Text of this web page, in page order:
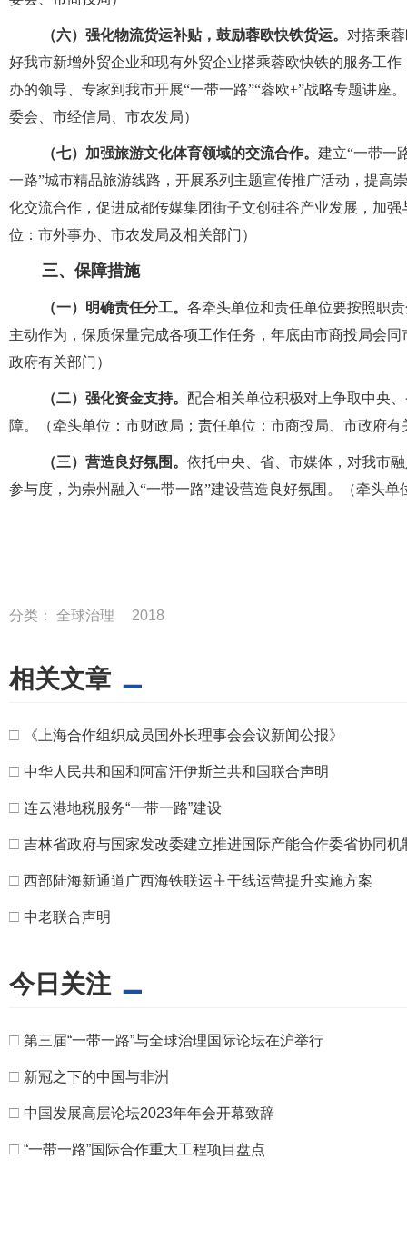
（六）强化物流货运补贴，鼓励蓉欧快铁货运。 对搭乘
好我市新增外贸企业和现有外贸企业搭乘蓉欧快铁的服务工
办的领导、专家到我市开展“一带一路”“蓉欧+”战略专题讲座
委会、市经信局、市农发局）
（七）加强旅游文化体育领域的交流合作。 建立“一带一
一路”城市精品旅游线路，开展系列主题宣传推广活动，提高
化交流合作，促进成都传媒集团街子文创硅谷产业发展，加
位： 市外事办、 市农发局及相关部门）
三、保障措施
（一）明确责任分工。 各牵头单位和责任单位要按照职
主动作为，保质保量完成各项工作任务，年底由市商投局会
政府有关部门）
（二）强化资金支持。 配合相关单位积极对上争取中央
障。（牵头单位：市财政局；责任单位：市商投局、市政府有
（三）营造良好氛围。 依托中央、省、市媒体，对我市
参与度，为崇州融入“一带一路”建设营造良好氛围。（牵头单
分类： 全球治理 2018
相关文章
□ 《上海合作组织成员国外长理事会会议新闻公报》
□ 中华人民共和国和阿富汗伊斯兰共和国联合声明
□ 连云港地税服务“一带一路”建设
□ 吉林省政府与国家发改委建立推进国际产能合作委省协同机
□ 西部陆海新通道广西海铁联运主干线运营提升实施方案
□ 中老联合声明
今日关注
□ 第三届“一带一路”与全球治理国际论坛在沪举行
□ 新冠之下的中国与非洲
□ 中国发展高层论坛2023年年会开幕致辞
□ “一带一路”国际合作重大工程项目盘点